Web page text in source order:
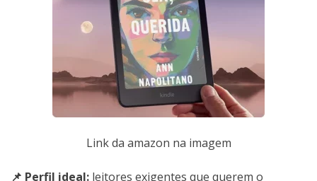
Link da amazon na imagem
📌 Perfil ideal: leitores exigentes que querem o